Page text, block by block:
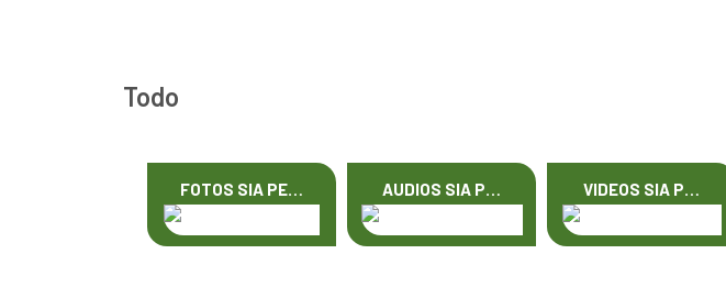
Todo
FOTOS SIA PE… AUDIOS SIA P… VIDEOS SIA P…